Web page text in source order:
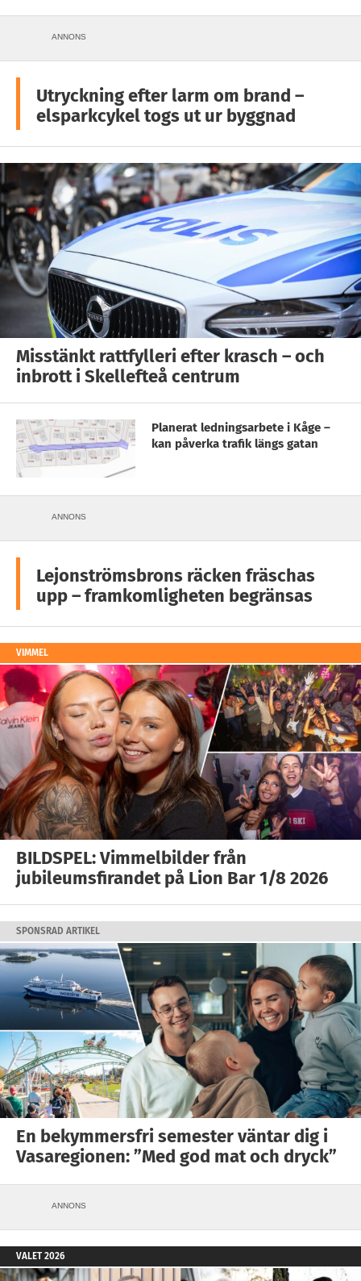
ANNONS
Utryckning efter larm om brand –
elsparkcykel togs ut ur byggnad
Misstänkt rattfylleri efter krasch – och
inbrott i Skellefteå centrum
Planerat ledningsarbete i Kåge –
kan påverka trafik längs gatan
ANNONS
Lejonströmsbrons räcken fräschas
upp – framkomligheten begränsas
VIMMEL
BILDSPEL: Vimmelbilder från
jubileumsfirandet på Lion Bar 1/8 2026
SPONSRAD ARTIKEL
En bekymmersfri semester väntar dig i
Vasaregionen: ”Med god mat och dryck”
ANNONS
VALET 2026